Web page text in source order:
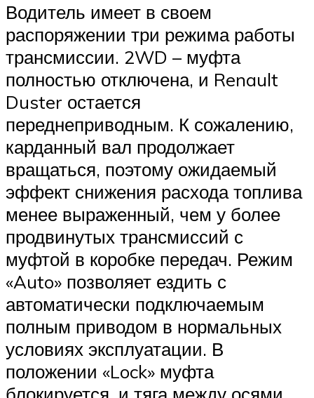
Водитель имеет в своем
распоряжении три режима работы
трансмиссии. 2WD – муфта
полностью отключена, и Renault
Duster остается
переднеприводным. К сожалению,
карданный вал продолжает
вращаться, поэтому ожидаемый
эффект снижения расхода топлива
менее выраженный, чем у более
продвинутых трансмиссий с
муфтой в коробке передач. Режим
«Auto» позволяет ездить с
автоматически подключаемым
полным приводом в нормальных
условиях эксплуатации. В
положении «Lock» муфта